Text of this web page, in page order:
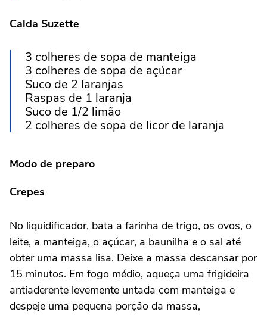
Calda Suzette
3 colheres de sopa de manteiga
3 colheres de sopa de açúcar
Suco de 2 laranjas
Raspas de 1 laranja
Suco de 1/2 limão
2 colheres de sopa de licor de laranja
Modo de preparo
Crepes
No liquidificador, bata a farinha de trigo, os ovos, o
leite, a manteiga, o açúcar, a baunilha e o sal até
obter uma massa lisa. Deixe a massa descansar por
15 minutos. Em fogo médio, aqueça uma frigideira
antiaderente levemente untada com manteiga e
despeje uma pequena porção da massa,